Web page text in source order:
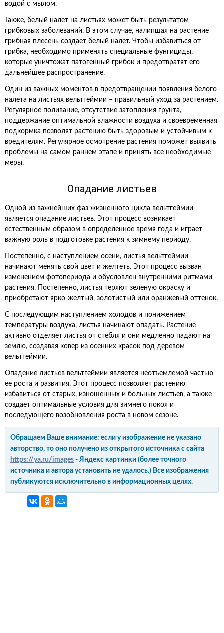
водой с мылом.
Также, белый налет на листьях может быть результатом
грибковых заболеваний. В этом случае, налипшая на растение
грибная плесень создает белый налет. Чтобы избавиться от
грибка, необходимо применять специальные фунгициды,
которые уничтожат патогенный грибок и предотвратят его
дальнейшее распространение.
Один из важных моментов в предотвращении появления белого
налета на листьях вельтгеймии – правильный уход за растением.
Регулярное поливание, отсутствие затопления грунта,
поддержание оптимальной влажности воздуха и своевременная
подкормка позволят растению быть здоровым и устойчивым к
вредителям. Регулярное осмотрение растения поможет выявить
проблемы на самом раннем этапе и принять все необходимые
меры.
Опадание листьев
Одной из важнейших фаз жизненного цикла вельтгеймии
является опадание листьев. Этот процесс возникает
естественным образом в определенное время года и играет
важную роль в подготовке растения к зимнему периоду.
Постепенно, с наступлением осени, листья вельтгеймии
начинают менять свой цвет и желтеть. Этот процесс вызван
изменением фотопериода и обусловлен внутренними ритмами
растения. Постепенно, листья теряют зеленую окраску и
приобретают ярко-желтый, золотистый или оранжевый оттенок.
С последующим наступлением холодов и понижением
температуры воздуха, листья начинают опадать. Растение
активно отделяет листья от стебля и они медленно падают на
землю, создавая ковер из осенних красок под деревом
вельтгеймии.
Опадение листьев вельтгеймии является неотъемлемой частью
ее роста и развития. Этот процесс позволяет растению
избавиться от старых, изношенных и больных листьев, а также
создает оптимальные условия для зимнего покоя и
последующего возобновления роста в новом сезоне.
Обращаем Ваше внимание: если у изображение не указано
авторство, то оно получено из открытого источника с сайта
https://ya.ru/images - Яндекс картинки (более точного
источника и автора установить не удалось.) Все изображения
публикуются исключительно в информационных целях.